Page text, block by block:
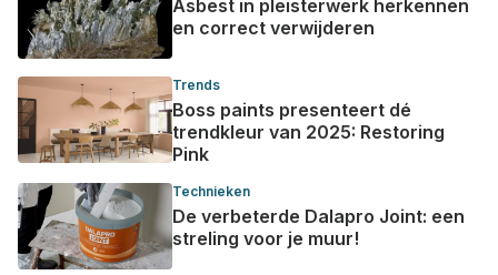
Asbest in pleisterwerk herkennen
en correct verwijderen
Trends
Boss paints presenteert dé
trendkleur van 2025: Restoring
Pink
Technieken
De verbeterde Dalapro Joint: een
streling voor je muur!